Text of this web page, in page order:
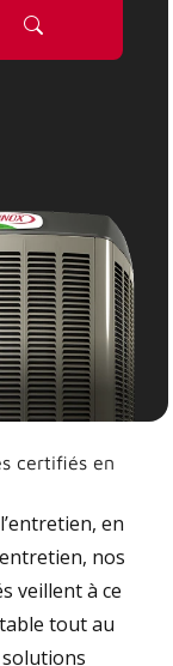
certifiés en
en
nos
veillent à ce
tout au
solutions